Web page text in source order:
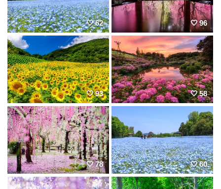
62 96
93 58
78 60